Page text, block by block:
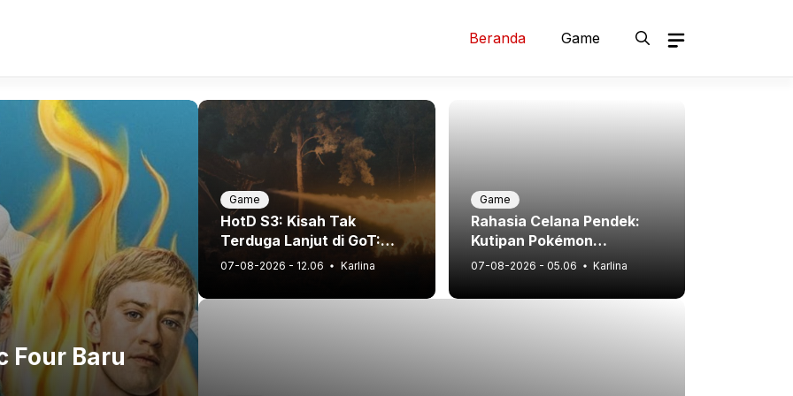
Beranda Game
Bikin Geger! 3 Pokémon Kanto Ini
Melegenda di 90-an
Game
HotD S3: Kisah Tak
Terduga Lanjut di GoT:
Conquest!
07-08-2026 - 12.06 Karlina
Game
Rahasia Celana Pendek:
Kutipan Pokémon
Legendaris!
07-08-2026 - 05.06 Karlina